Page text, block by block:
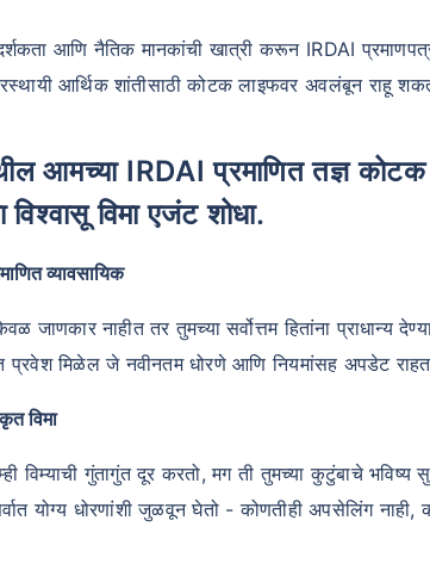
आणि नैतिक मानकांची खात्री करून IRDAI
आर्थिक शांतीसाठी कोटक लाइफवर अवलंबून राहू
विमा एजंट शोधा.
व्यावसायिक
नाहीत तर तुमच्या सर्वोत्तम हितांना प्राधान्य
प्रवेश मिळेल जे नवीनतम धोरणे आणि नियमांसह अपडेट
विमा
विम्याची गुंतागुंत दूर करतो, मग ती तुमच्या कुटुंबाचे भविष्य
योग्य धोरणांशी जुळवून घेतो - कोणतीही अपसेलिंग नाही,